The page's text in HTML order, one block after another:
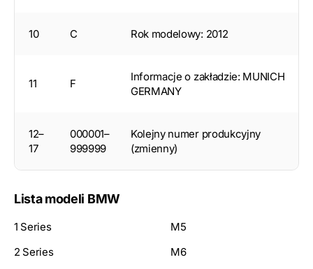
10 C Rok modelowy: 2012
11 F
Informacje o zakładzie: MUNICH
GERMANY
12–
17
000001–
999999
Kolejny numer produkcyjny
(zmienny)
Lista modeli BMW
1 Series
2 Series
M5
M6